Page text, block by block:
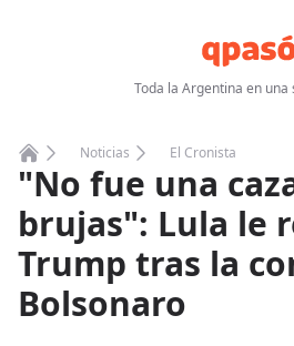
Toda la Argentina en una
Home
Noticias El Cronista
"No fue una
brujas": Lula le
Trump tras la
Bolsonaro